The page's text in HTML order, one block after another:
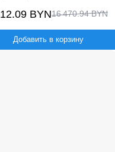
BYN16 470.94 BYN
Добавить в корзину